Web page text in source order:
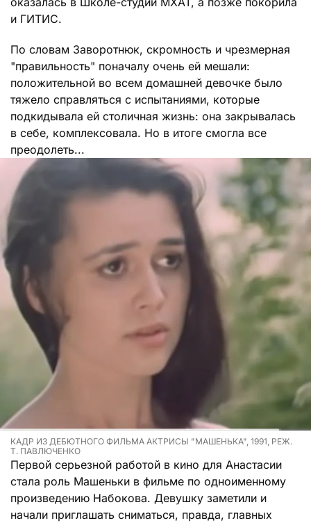
и ГИТИС.
По словам Заворотнюк, скромность и чрезмерная
"правильность" поначалу очень ей мешали:
положительной во всем домашней девочке было
тяжело справляться с испытаниями, которые
подкидывала ей столичная жизнь: она закрывалась
в себе, комплексовала. Но в итоге смогла все
преодолеть...
КАДР ИЗ ДЕБЮТНОГО ФИЛЬМА АКТРИСЫ "МАШЕНЬКА", 1991, РЕЖ.
Т. ПАВЛЮЧЕНКО
Первой серьезной работой в кино для Анастасии
стала роль Машеньки в фильме по одноименному
произведению Набокова. Девушку заметили и
начали приглашать сниматься, правда, главных